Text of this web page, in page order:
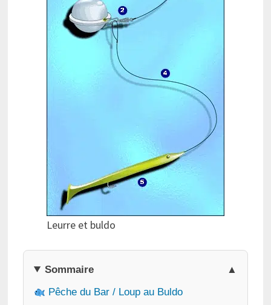
Leurre et buldo
Sommaire
Pêche du Bar / Loup au Buldo